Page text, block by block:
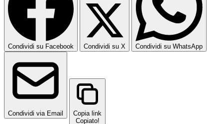
Condividi su Facebook Condividi su X Condividi su WhatsApp
Condividi via Email
Copia link
Copiato!